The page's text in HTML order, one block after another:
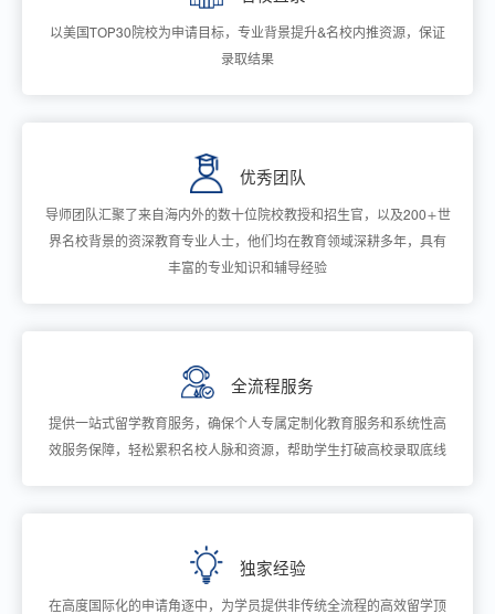
以美国TOP30院校为申请目标，专业背景提升&名校内推资源，保证
录取结果
优秀团队
导师团队汇聚了来自海内外的数十位院校教授和招生官，以及200+世
界名校背景的资深教育专业人士，他们均在教育领域深耕多年，具有
丰富的专业知识和辅导经验
全流程服务
提供一站式留学教育服务，确保个人专属定制化教育服务和系统性高
效服务保障，轻松累积名校人脉和资源，帮助学生打破高校录取底线
独家经验
在高度国际化的申请角逐中，为学员提供非传统全流程的高效留学顶